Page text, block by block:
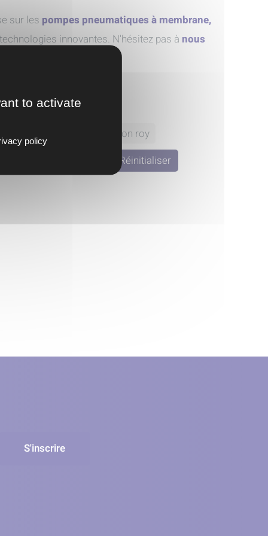
sur les pompes pneumatiques à membrane,
innovantes. N'hésitez pas à nous
milton roy
Réinitialiser
S'inscrire
to activate
policy